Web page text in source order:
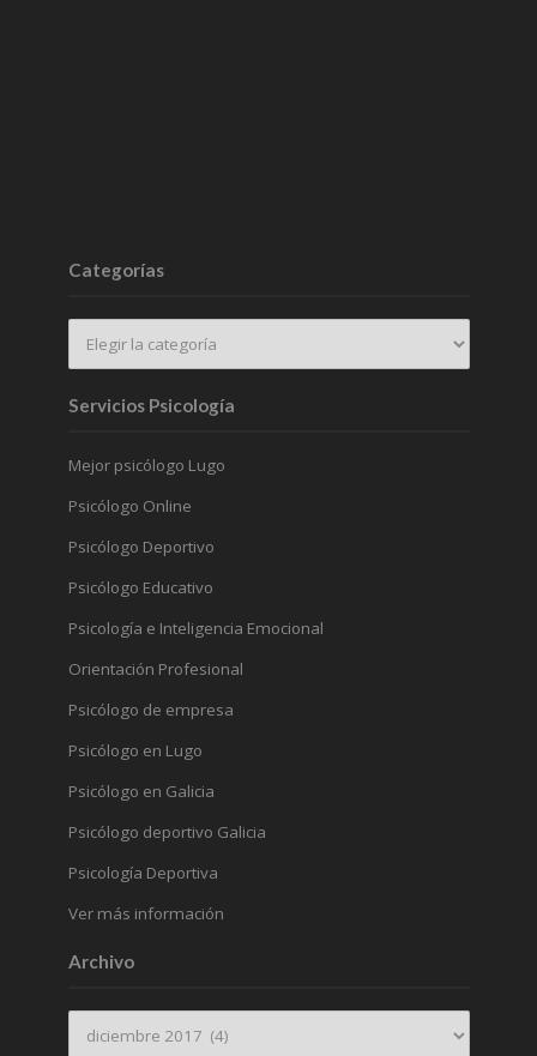
Categorías
Servicios Psicología
Mejor psicólogo Lugo
Psicólogo Online
Psicólogo Deportivo
Psicólogo Educativo
Psicología e Inteligencia Emocional
Orientación Profesional
Psicólogo de empresa
Psicólogo en Lugo
Psicólogo en Galicia
Psicólogo deportivo Galicia
Psicología Deportiva
Ver más información
Archivo